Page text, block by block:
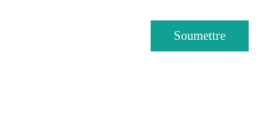
Soumettre